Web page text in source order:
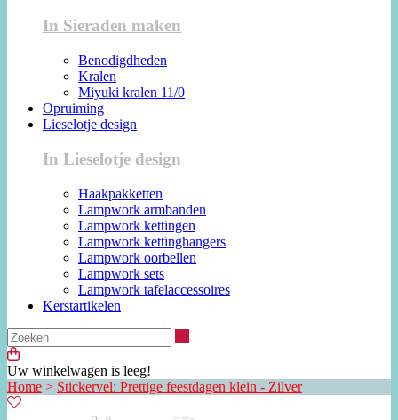
In Sieraden maken
Benodigdheden
Kralen
Miyuki kralen 11/0
Opruiming
Lieselotje design
In Lieselotje design
Haakpakketten
Lampwork armbanden
Lampwork kettingen
Lampwork kettinghangers
Lampwork oorbellen
Lampwork sets
Lampwork tafelaccessoires
Kerstartikelen
Uw winkelwagen is leeg!
Home > Stickervel: Prettige feestdagen klein - Zilver